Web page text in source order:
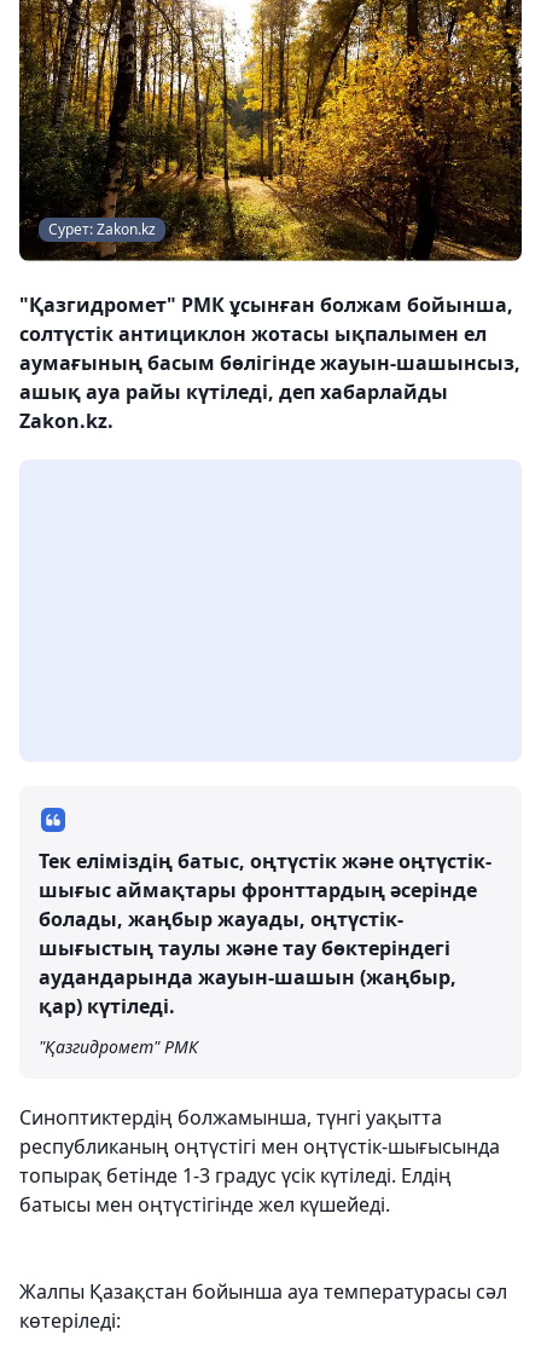
Сурет: Zakon.kz
"Қазгидромет" РМК ұсынған болжам бойынша,
солтүстік антициклон жотасы ықпалымен ел
аумағының басым бөлігінде жауын-шашынсыз,
ашық ауа райы күтіледі, деп хабарлайды
Zakon.kz.
Тек еліміздің батыс, оңтүстік және оңтүстік-
шығыс аймақтары фронттардың әсерінде
болады, жаңбыр жауады, оңтүстік-
шығыстың таулы және тау бөктеріндегі
аудандарында жауын-шашын (жаңбыр,
қар) күтіледі.
"Қазгидромет" РМК
Синоптиктердің болжамынша, түнгі уақытта
республиканың оңтүстігі мен оңтүстік-шығысында
топырақ бетінде 1-3 градус үсік күтіледі. Елдің
батысы мен оңтүстігінде жел күшейеді.
Жалпы Қазақстан бойынша ауа температурасы сәл
көтеріледі: